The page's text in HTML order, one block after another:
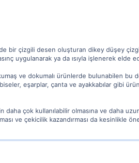
bir çizgili desen oluşturan dikey düşey
uygulanarak ya da ısıyla işlenerek elde
ve dokumalı ürünlerde bulunabilen bu
eşarplar, çanta ve ayakkabılar gibi
daha çok kullanılabilir olmasına ve daha
ve çekicilik kazandırması da kesinlikle